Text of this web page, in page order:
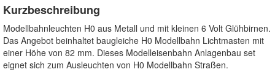
Kurzbeschreibung
Modellbahnleuchten H0 aus Metall und mit kleinen 6 Volt Glühbirnen.
Das Angebot beinhaltet baugleiche H0 Modellbahn Lichtmasten mit
einer Höhe von 82 mm. Dieses Modelleisenbahn Anlagenbau set
eignet sich zum Ausleuchten von H0 Modellbahn Straßen.